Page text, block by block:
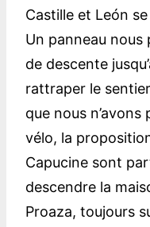
Castille et León
Un panneau nous
de descente
rattraper le
que nous
vélo, la
Capucine sont
descendre la
Proaza, toujours